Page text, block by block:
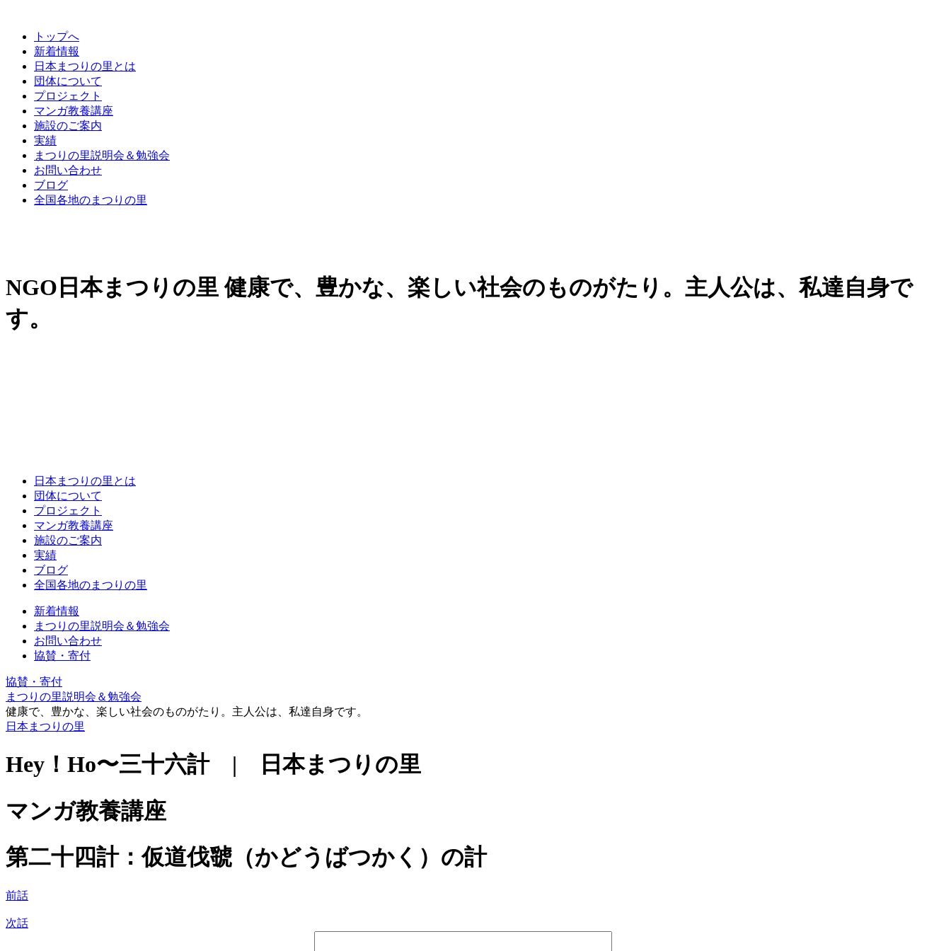
トップへ
新着情報
日本まつりの里とは
団体について
プロジェクト
マンガ教養講座
施設のご案内
実績
まつりの里説明会＆勉強会
お問い合わせ
ブログ
全国各地のまつりの里
NGO日本まつりの里 健康で、豊かな、楽しい社会のものがたり。主人公は、私達自身で
す。
日本まつりの里とは
団体について
プロジェクト
マンガ教養講座
施設のご案内
実績
ブログ
全国各地のまつりの里
新着情報
まつりの里説明会＆勉強会
お問い合わせ
協賛・寄付
協賛・寄付
まつりの里説明会＆勉強会
健康で、豊かな、楽しい社会のものがたり。主人公は、私達自身です。
日本まつりの里
Hey！Ho〜三十六計 | 日本まつりの里
マンガ教養講座
第二十四計：仮道伐虢（かどうばつかく）の計
前話
次話